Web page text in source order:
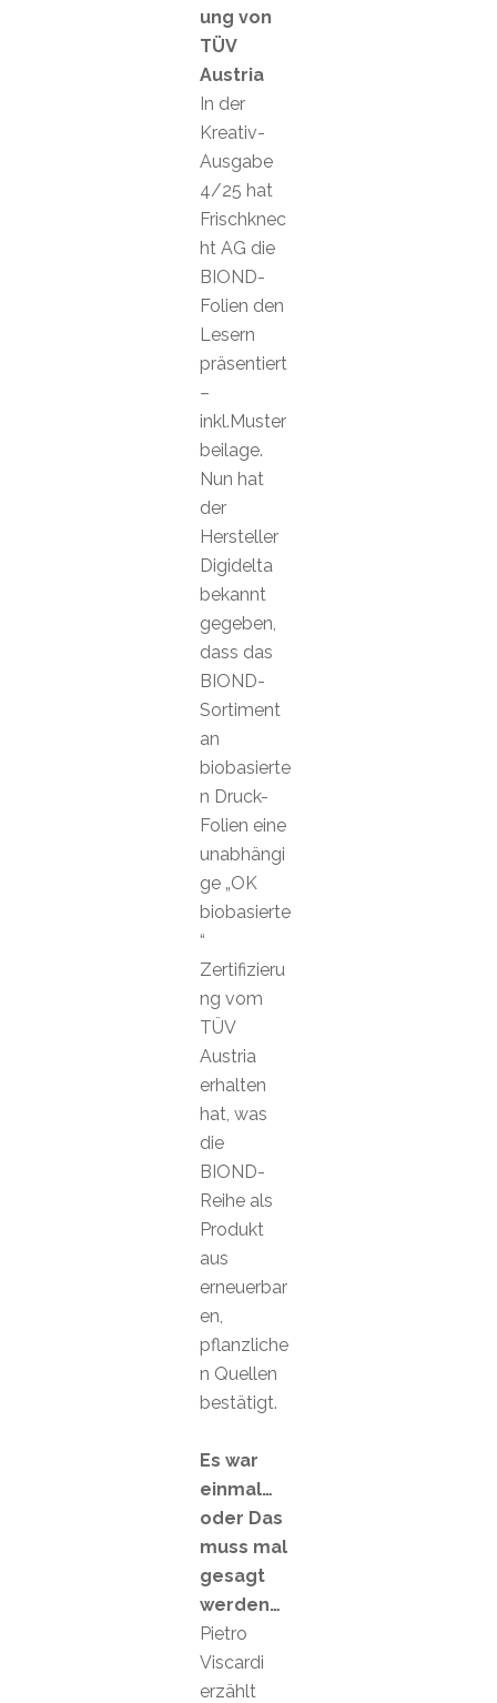
ung von
TÜV
Austria
In der
Kreativ-
Ausgabe
4/25 hat
Frischknec
ht AG die
BIOND-
Folien den
Lesern
präsentiert
–
inkl.Muster
beilage.
Nun hat
der
Hersteller
Digidelta
bekannt
gegeben,
dass das
BIOND-
Sortiment
an
biobasierte
n Druck-
Folien eine
unabhängi
ge „OK
biobasierte
“
Zertifizieru
ng vom
TÜV
Austria
erhalten
hat, was
die
BIOND-
Reihe als
Produkt
aus
erneuerbar
en,
pflanzliche
n Quellen
bestätigt.
Es war
einmal…
oder Das
muss mal
gesagt
werden…
Pietro
Viscardi
erzählt